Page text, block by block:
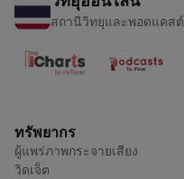
สถานีวิทยุและพอดแคสต์
ทรัพยากร
ผู้แพร่ภาพกระจายเสียง
วิดเจ็ต